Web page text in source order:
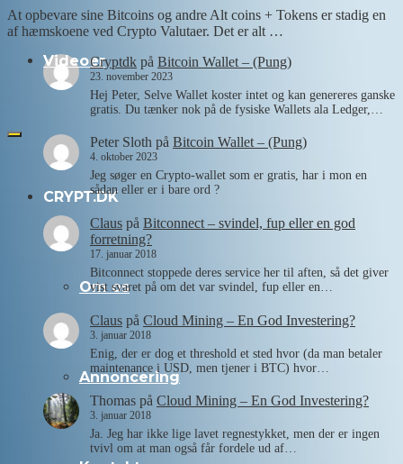
Videoer
CRYPT.DK
Om os
Annoncering
At opbevare sine Bitcoins og andre Alt coins + Tokens er stadig en
af hæmskoene ved Crypto Valutaer. Det er alt …
Cryptdk på Bitcoin Wallet – (Pung)
23. november 2023
Hej Peter, Selve Wallet koster intet og kan genereres ganske
gratis. Du tænker nok på de fysiske Wallets ala Ledger,…
Peter Sloth på Bitcoin Wallet – (Pung)
4. oktober 2023
Jeg søger en Crypto-wallet som er gratis, har i mon en
sådan eller er i bare ord ?
Claus på Bitconnect – svindel, fup eller en god
forretning?
17. januar 2018
Bitconnect stoppede deres service her til aften, så det giver
vist svaret på om det var svindel, fup eller en…
Claus på Cloud Mining – En God Investering?
3. januar 2018
Enig, der er dog et threshold et sted hvor (da man betaler
maintenance i USD, men tjener i BTC) hvor…
Thomas på Cloud Mining – En God Investering?
3. januar 2018
Ja. Jeg har ikke lige lavet regnestykket, men der er ingen
tvivl om at man også får fordele ud af…